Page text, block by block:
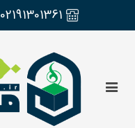
02191301361